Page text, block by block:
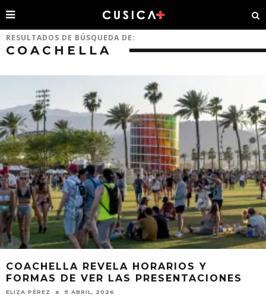
RESULTADOS DE BÚSQUEDA DE:
COACHELLA
COACHELLA REVELA HORARIOS Y
FORMAS DE VER LAS PRESENTACIONES
ELIZA PÉREZ 9 ABRIL, 2026